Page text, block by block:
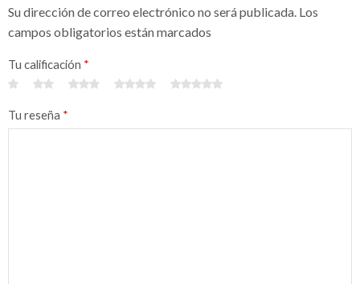
Su dirección de correo electrónico no será publicada. Los
campos obligatorios están marcados
Tu calificación *
Tu reseña *